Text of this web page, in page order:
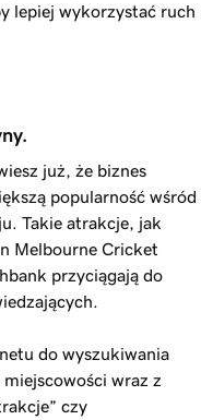
lepiej wykorzystać ruch
już, że biznes
popularność wśród
Takie atrakcje, jak
Melbourne Cricket
przyciągają do
do wyszukiwania
wraz z
czy